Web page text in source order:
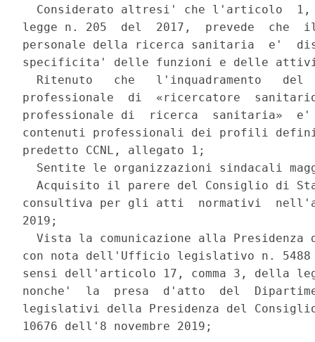
Considerato altresi' che l'articolo
legge n. 205  del  2017,  prevede  che
personale della ricerca sanitaria  e'
specificita' delle funzioni e delle
Ritenuto   che   l'inquadramento   del
professionale  di  «ricercatore
professionale di  ricerca  sanitaria»
contenuti professionali dei profili
predetto CCNL, allegato 1;
Sentite le organizzazioni sindacali
Acquisito il parere del Consiglio di
consultiva per gli atti  normativi
2019;
Vista la comunicazione alla Presidenza
con nota dell'Ufficio legislativo n.
sensi dell'articolo 17, comma 3, della
nonche'  la  presa  d'atto  del
legislativi della Presidenza del
10676 dell'8 novembre 2019;